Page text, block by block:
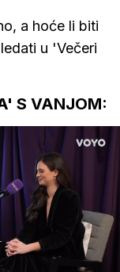
a hoće li biti
u 'Večeri
S VANJOM: